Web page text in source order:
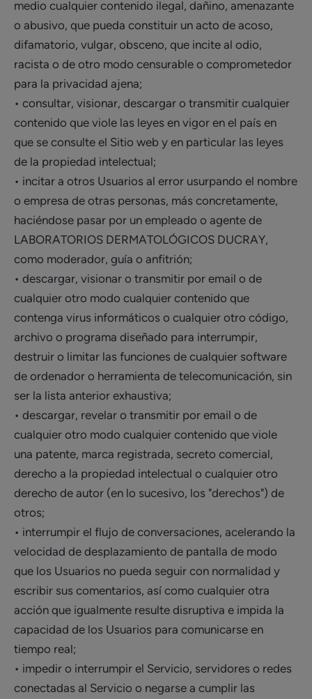
medio cualquier contenido ilegal, dañino, amenazante
o abusivo, que pueda constituir un acto de acoso,
difamatorio, vulgar, obsceno, que incite al odio,
racista o de otro modo censurable o comprometedor
para la privacidad ajena;
• consultar, visionar, descargar o transmitir cualquier
contenido que viole las leyes en vigor en el país en
que se consulte el Sitio web y en particular las leyes
de la propiedad intelectual;
• incitar a otros Usuarios al error usurpando el nombre
o empresa de otras personas, más concretamente,
haciéndose pasar por un empleado o agente de
LABORATORIOS DERMATOLÓGICOS DUCRAY,
como moderador, guía o anfitrión;
• descargar, visionar o transmitir por email o de
cualquier otro modo cualquier contenido que
contenga virus informáticos o cualquier otro código,
archivo o programa diseñado para interrumpir,
destruir o limitar las funciones de cualquier software
de ordenador o herramienta de telecomunicación, sin
ser la lista anterior exhaustiva;
• descargar, revelar o transmitir por email o de
cualquier otro modo cualquier contenido que viole
una patente, marca registrada, secreto comercial,
derecho a la propiedad intelectual o cualquier otro
derecho de autor (en lo sucesivo, los "derechos") de
otros;
• interrumpir el flujo de conversaciones, acelerando la
velocidad de desplazamiento de pantalla de modo
que los Usuarios no pueda seguir con normalidad y
escribir sus comentarios, así como cualquier otra
acción que igualmente resulte disruptiva e impida la
capacidad de los Usuarios para comunicarse en
tiempo real;
• impedir o interrumpir el Servicio, servidores o redes
conectadas al Servicio o negarse a cumplir las